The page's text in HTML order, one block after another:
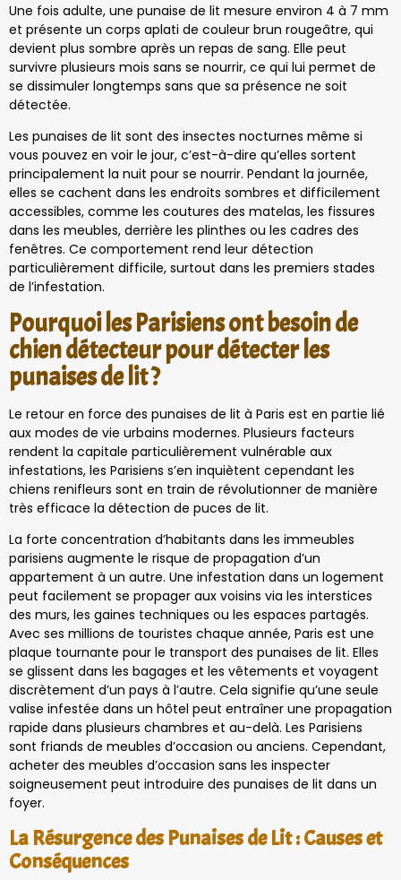
Une fois adulte, une punaise de lit mesure environ 4 à 7 mm
et présente un corps aplati de couleur brun rougeâtre, qui
devient plus sombre après un repas de sang. Elle peut
survivre plusieurs mois sans se nourrir, ce qui lui permet de
se dissimuler longtemps sans que sa présence ne soit
détectée.
Les punaises de lit sont des insectes nocturnes même si
vous pouvez en voir le jour, c’est-à-dire qu’elles sortent
principalement la nuit pour se nourrir. Pendant la journée,
elles se cachent dans les endroits sombres et difficilement
accessibles, comme les coutures des matelas, les fissures
dans les meubles, derrière les plinthes ou les cadres des
fenêtres. Ce comportement rend leur détection
particulièrement difficile, surtout dans les premiers stades
de l’infestation.
Pourquoi les Parisiens ont besoin de
chien détecteur pour détecter les
punaises de lit ?
Le retour en force des punaises de lit à Paris est en partie lié
aux modes de vie urbains modernes. Plusieurs facteurs
rendent la capitale particulièrement vulnérable aux
infestations, les Parisiens s’en inquiètent cependant les
chiens renifleurs sont en train de révolutionner de manière
très efficace la détection de puces de lit.
La forte concentration d’habitants dans les immeubles
parisiens augmente le risque de propagation d’un
appartement à un autre. Une infestation dans un logement
peut facilement se propager aux voisins via les interstices
des murs, les gaines techniques ou les espaces partagés.
Avec ses millions de touristes chaque année, Paris est une
plaque tournante pour le transport des punaises de lit. Elles
se glissent dans les bagages et les vêtements et voyagent
discrètement d’un pays à l’autre. Cela signifie qu’une seule
valise infestée dans un hôtel peut entraîner une propagation
rapide dans plusieurs chambres et au-delà. Les Parisiens
sont friands de meubles d’occasion ou anciens. Cependant,
acheter des meubles d’occasion sans les inspecter
soigneusement peut introduire des punaises de lit dans un
foyer.
La Résurgence des Punaises de Lit : Causes et
Conséquences